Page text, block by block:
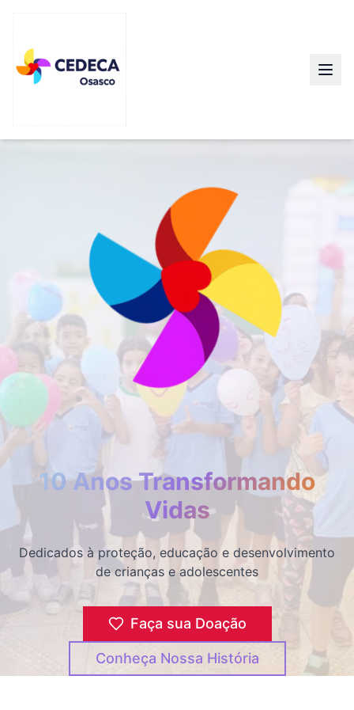
10 Anos Transformando
Vidas
Dedicados à proteção, educação e desenvolvimento
de crianças e adolescentes
Faça sua Doação
Conheça Nossa História